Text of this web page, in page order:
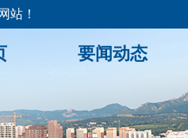
站！
要闻动态